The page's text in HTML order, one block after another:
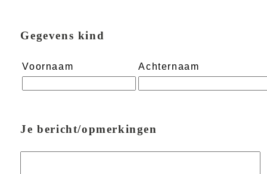
Gegevens kind
Voornaam Achternaam
Je bericht/opmerkingen